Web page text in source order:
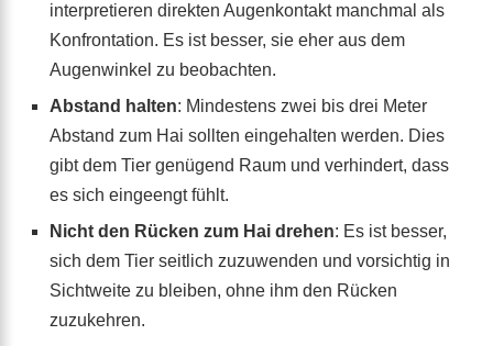
interpretieren direkten Augenkontakt manchmal als
Konfrontation. Es ist besser, sie eher aus dem
Augenwinkel zu beobachten.
Abstand halten: Mindestens zwei bis drei Meter
Abstand zum Hai sollten eingehalten werden. Dies
gibt dem Tier genügend Raum und verhindert, dass
es sich eingeengt fühlt.
Nicht den Rücken zum Hai drehen: Es ist besser,
sich dem Tier seitlich zuzuwenden und vorsichtig in
Sichtweite zu bleiben, ohne ihm den Rücken
zuzukehren.